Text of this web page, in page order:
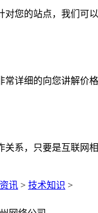
您的站点，我们可
常详细的向您讲解价
系，只要是互联网
讯 > 技术知识 >